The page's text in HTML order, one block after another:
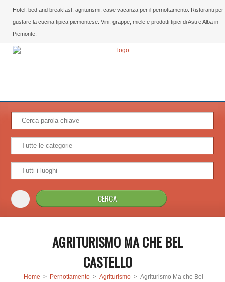
Hotel, bed and breakfast, agriturismi, case vacanza per il pernottamento. Ristoranti per
gustare la cucina tipica piemontese. Vini, grappe, miele e prodotti tipici di Asti e Alba in
Piemonte.
AGRITURISMO MA CHE BEL
CASTELLO
Home > Pernottamento> Agriturismo > Agriturismo Ma che Bel